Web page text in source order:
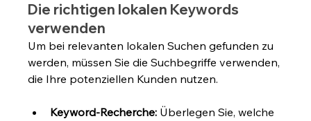
Die richtigen lokalen Keywords
verwenden
Um bei relevanten lokalen Suchen gefunden zu
werden, müssen Sie die Suchbegriffe verwenden,
die Ihre potenziellen Kunden nutzen.
Keyword-Recherche: Überlegen Sie, welche